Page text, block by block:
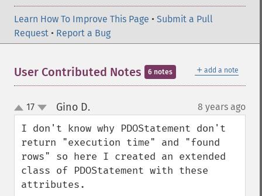
Learn How To Improve This Page • Submit a Pull
Request • Report a Bug
＋ add a note
User Contributed Notes 6 notes
up
down
17 Gino D. 8 years ago
I don't know why PDOStatement don't
return "execution time" and "found
rows" so here I created an extended
class of PDOStatement with these
attributes.